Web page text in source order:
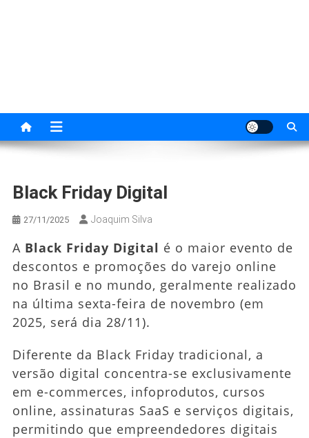
sucesso.
Black Friday Digital
27/11/2025 Joaquim Silva
A Black Friday Digital é o maior evento de
descontos e promoções do varejo online
no Brasil e no mundo, geralmente realizado
na última sexta-feira de novembro (em
2025, será dia 28/11).
Diferente da Black Friday tradicional, a
versão digital concentra-se exclusivamente
em e-commerces, infoprodutos, cursos
online, assinaturas SaaS e serviços digitais,
permitindo que empreendedores digitais